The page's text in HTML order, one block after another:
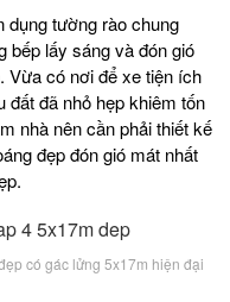
dụng tường rào chung
bếp lấy sáng và đón gió
Vừa có nơi để xe tiện ích
đất đã nhỏ hẹp khiêm tốn
nhà nên cần phải thiết kế
đẹp đón gió mát nhất
có gác lửng 5x17m hiện đại